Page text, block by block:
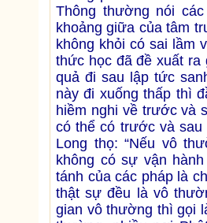
Thông thường nói
khoảng giữa của tâm
không khỏi có sai lầm
thức học đã đề xuất ra
quả đi sau lập tức
này đi xuống thấp thì
hiềm nghi về trước và
có thể có trước và
Long thọ: “Nếu vô
không có sự vận
tánh của các pháp là
thật sự đều là vô
gian vô thường thì gọi